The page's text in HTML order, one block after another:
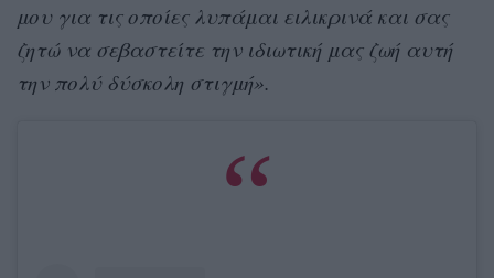
μου για τις οποίες λυπάμαι ειλικρινά και σας
ζητώ να σεβαστείτε την ιδιωτική μας ζωή αυτή
την πολύ δύσκολη στιγμή».